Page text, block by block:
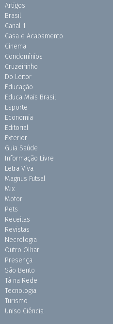
Artigos
Brasil
Canal 1
Casa e Acabamento
Cinema
Condomínios
Cruzeirinho
Do Leitor
Educação
Educa Mais Brasil
Esporte
Economia
Editorial
Exterior
Guia Saúde
Informação Livre
Letra Viva
Magnus Futsal
Mix
Motor
Pets
Receitas
Revistas
Necrologia
Outro Olhar
Presença
São Bento
Tá na Rede
Tecnologia
Turismo
Uniso Ciência